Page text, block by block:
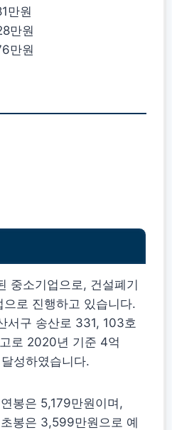
만원
만원
만원
중소기업으로, 건설폐기
로 진행하고 있습니다.
서구 송산로 331, 103호
로 2020년 기준 4억
성하였습니다.
봉은 5,179만원이며,
봉은 3,599만원으로 예